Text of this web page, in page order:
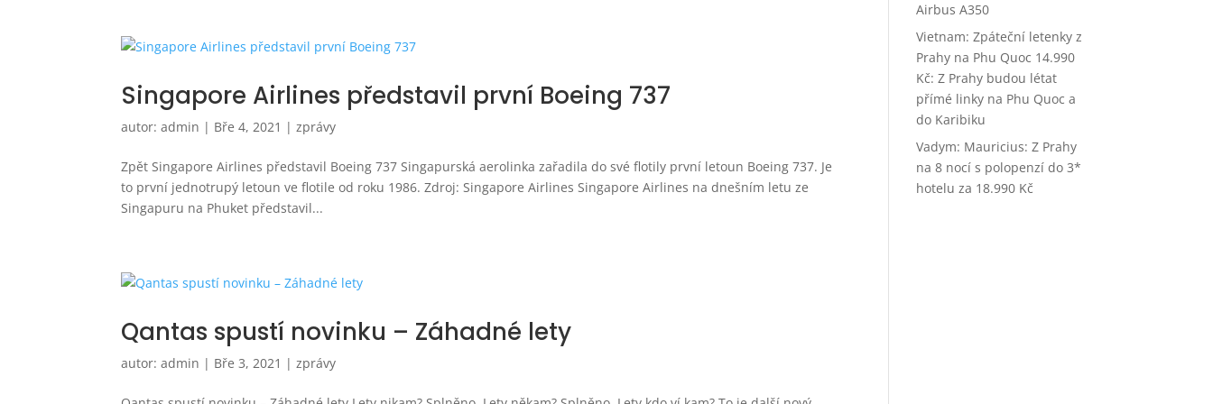
Singapore Airlines představil první Boeing 737
autor:admin | Bře 4, 2021 |zprávy
Zpět Singapore Airlines představil Boeing 737 Singapurská aerolinka zařadila do své flotily první letoun Boeing 737. Je
to první jednotrupý letoun ve flotile od roku 1986. Zdroj: Singapore Airlines Singapore Airlines na dnešním letu ze
Singapuru na Phuket představil...
Qantas spustí novinku – Záhadné lety
autor:admin | Bře 3, 2021 |zprávy
Airbus A350
Vietnam: Zpáteční letenky z
Prahy na Phu Quoc 14.990
Kč:Z Prahy budou létat
přímé linky na Phu Quoc a
do Karibiku
Vadym: Mauricius: Z Prahy
na 8 nocí s polopenzí do 3*
hotelu za 18.990 Kč